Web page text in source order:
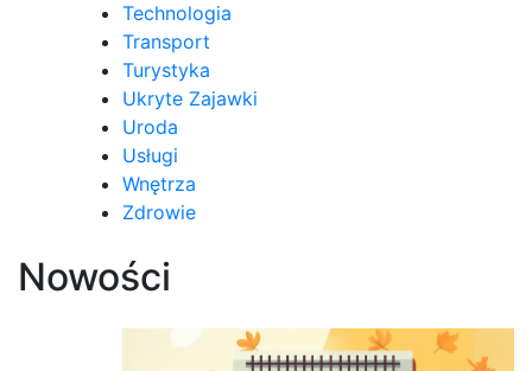
Technologia
Transport
Turystyka
Ukryte Zajawki
Uroda
Usługi
Wnętrza
Zdrowie
Nowości